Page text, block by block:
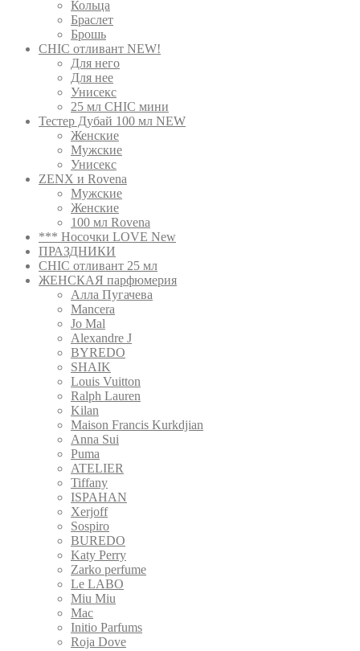
Кольца
Браслет
Брошь
CHIC отливант NEW!
Для него
Для нее
Унисекс
25 мл CHIC мини
Тестер Дубай 100 мл NEW
Женские
Мужские
Унисекс
ZENX и Rovena
Мужские
Женские
100 мл Rovena
*** Носочки LOVE New
ПРАЗДНИКИ
CHIC отливант 25 мл
ЖЕНСКАЯ парфюмерия
Алла Пугачева
Mancera
Jo Mal
Alexandre J
BYREDO
SHAIK
Louis Vuitton
Ralph Lauren
Kilan
Maison Francis Kurkdjian
Anna Sui
Puma
ATELIER
Tiffany
ISPAHAN
Xerjoff
Sospiro
BUREDO
Katy Perry
Zarko perfume
Le LABO
Miu Miu
Mac
Initio Parfums
Roja Dove